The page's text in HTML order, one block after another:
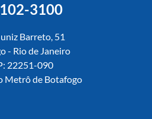
3100
Barreto, 51
- Rio de Janeiro
22251-090
Metrô de Botafogo